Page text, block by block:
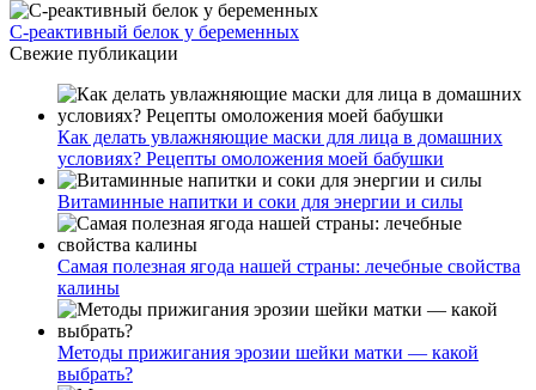
С-реактивный белок у беременных
Свежие публикации
Как делать увлажняющие маски для лица в домашних
условиях? Рецепты омоложения моей бабушки
Витаминные напитки и соки для энергии и силы
Самая полезная ягода нашей страны: лечебные свойства
калины
Методы прижигания эрозии шейки матки — какой
выбрать?